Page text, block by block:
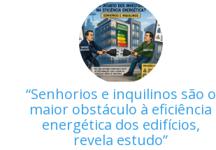
Senhorios e inquilinos são o
maior obstáculo à eficiência
energética dos edifícios,
revela estudo